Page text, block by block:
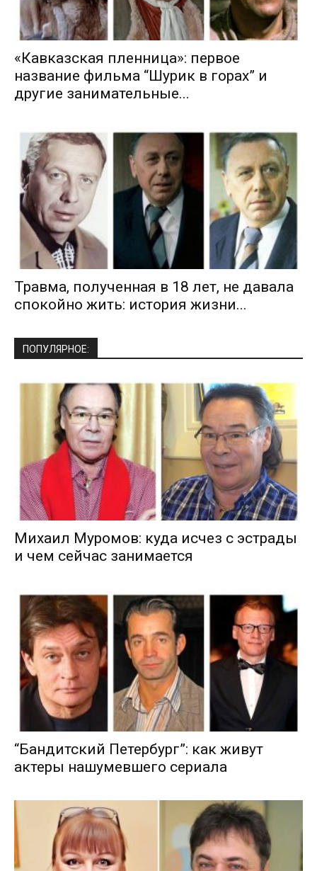
«Кавказская пленница»: первое
название фильма “Шурик в горах” и
другие занимательные...
Травма, полученная в 18 лет, не давала
спокойно жить: история жизни...
ПОПУЛЯРНОЕ:
Михаил Муромов: куда исчез с эстрады
и чем сейчас занимается
“Бандитский Петербург”: как живут
актеры нашумевшего сериала